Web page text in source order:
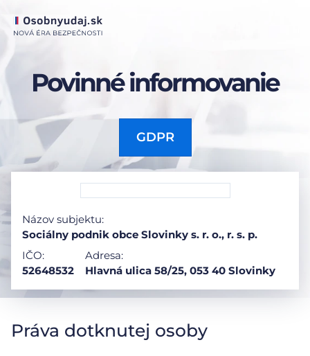
Povinné informovanie
GDPR
Názov subjektu:
Sociálny podnik obce Slovinky s. r. o., r. s. p.
IČO:
52648532
Adresa:
Hlavná ulica 58/25, 053 40 Slovinky
Práva dotknutej osoby